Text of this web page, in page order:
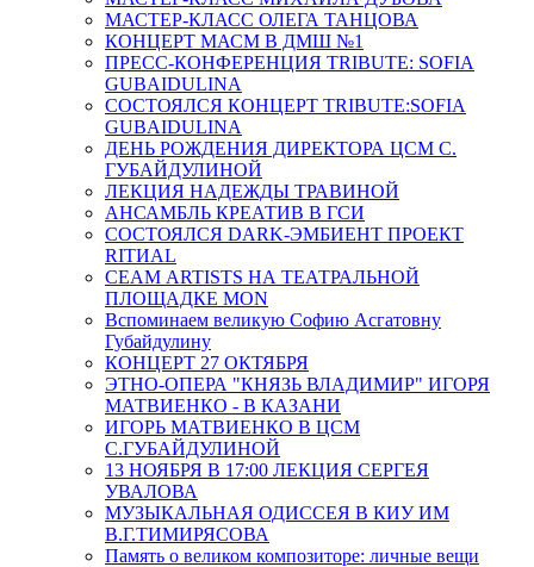
МАСТЕР-КЛАСС ОЛЕГА ТАНЦОВА
КОНЦЕРТ МАСМ В ДМШ №1
ПРЕСС-КОНФЕРЕНЦИЯ TRIBUTE: SOFIA
GUBAIDULINA
СОСТОЯЛСЯ КОНЦЕРТ TRIBUTE:SOFIA
GUBAIDULINA
ДЕНЬ РОЖДЕНИЯ ДИРЕКТОРА ЦСМ С.
ГУБАЙДУЛИНОЙ
ЛЕКЦИЯ НАДЕЖДЫ ТРАВИНОЙ
АНСАМБЛЬ КРЕАТИВ В ГСИ
СОСТОЯЛСЯ DARK-ЭМБИЕНТ ПРОЕКТ
RITИAL
СЕАМ ARTISTS НА ТЕАТРАЛЬНОЙ
ПЛОЩАДКЕ MON
Вспоминаем великую Софию Асгатовну
Губайдулину
КОНЦЕРТ 27 ОКТЯБРЯ
ЭТНО-ОПЕРА "КНЯЗЬ ВЛАДИМИР" ИГОРЯ
МАТВИЕНКО - В КАЗАНИ
ИГОРЬ МАТВИЕНКО В ЦСМ
С.ГУБАЙДУЛИНОЙ
13 НОЯБРЯ В 17:00 ЛЕКЦИЯ СЕРГЕЯ
УВАЛОВА
МУЗЫКАЛЬНАЯ ОДИССЕЯ В КИУ ИМ
В.Г.ТИМИРЯСОВА
Память о великом композиторе: личные вещи